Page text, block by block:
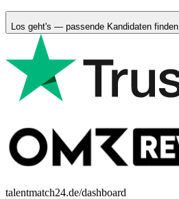
Los geht's — passende Kandidaten finden
talentmatch24.de/dashboard